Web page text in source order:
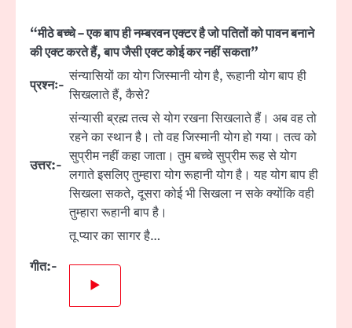
“मीठे बच्चे – एक बाप ही नम्बरवन एक्टर है जो पतितों को पावन बनाने
की एक्ट करते हैं, बाप जैसी एक्ट कोई कर नहीं सकता”
प्रश्नः-
संन्यासियों का योग जिस्मानी योग है, रूहानी योग बाप ही
सिखलाते हैं, कैसे?
उत्तर:-
संन्यासी ब्रह्म तत्व से योग रखना सिखलाते हैं। अब वह तो
रहने का स्थान है। तो वह जिस्मानी योग हो गया। तत्व को
सुप्रीम नहीं कहा जाता। तुम बच्चे सुप्रीम रूह से योग
लगाते इसलिए तुम्हारा योग रूहानी योग है। यह योग बाप ही
सिखला सकते, दूसरा कोई भी सिखला न सके क्योंकि वही
तुम्हारा रूहानी बाप है।
गीत:-
तू प्यार का सागर है…
▶